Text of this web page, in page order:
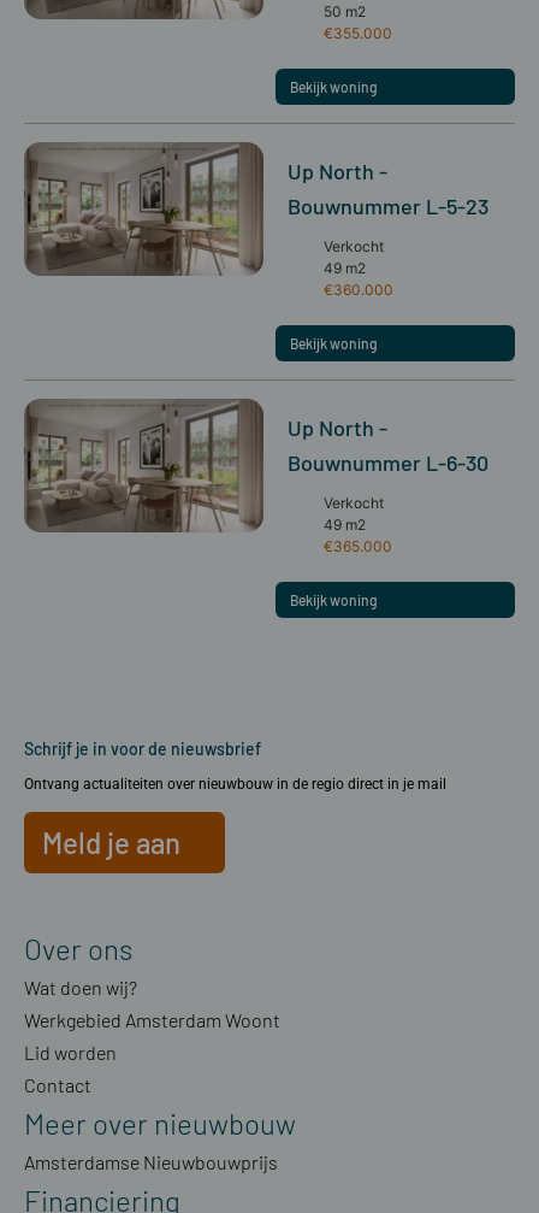
50 m2
€355.000
Bekijk woning
Up North -
Bouwnummer L-5-23
Verkocht
49 m2
€360.000
Bekijk woning
Up North -
Bouwnummer L-6-30
Verkocht
49 m2
€365.000
Bekijk woning
Schrijf je in voor de nieuwsbrief
Ontvang actualiteiten over nieuwbouw in de regio direct in je mail
Meld je aan
Over ons
Wat doen wij?
Werkgebied Amsterdam Woont
Lid worden
Contact
Meer over nieuwbouw
Amsterdamse Nieuwbouwprijs
Financiering